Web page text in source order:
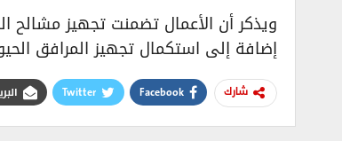
ويذكر أن الأعمال تضمنت تجهيز مشالح
إضافة إلى استكمال تجهيز المرافق
شارك Facebook
Twitter